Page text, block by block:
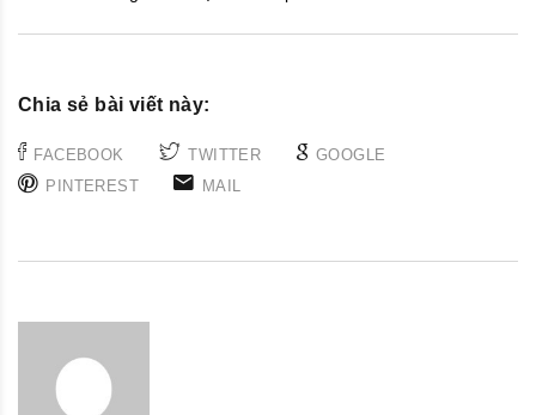
Chia sẻ bài viết này:
FACEBOOK TWITTER
GOOGLE
PINTEREST
MAIL